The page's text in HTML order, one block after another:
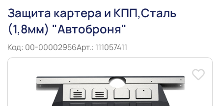
Защита картера и КПП,Сталь
(1,8мм) "Автоброня"
Код: 00-00002956Арт.: 111057411